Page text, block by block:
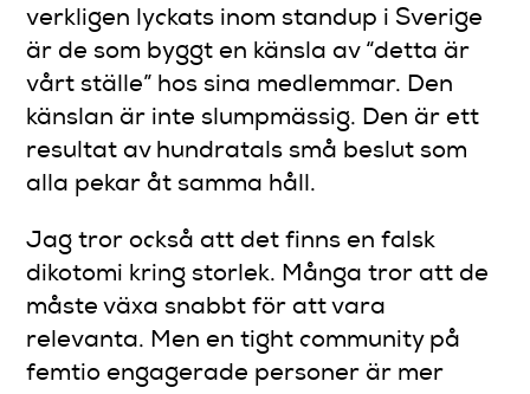
verkligen lyckats inom standup i Sverige
är de som byggt en känsla av “detta är
vårt ställe” hos sina medlemmar. Den
känslan är inte slumpmässig. Den är ett
resultat av hundratals små beslut som
alla pekar åt samma håll.
Jag tror också att det finns en falsk
dikotomi kring storlek. Många tror att de
måste växa snabbt för att vara
relevanta. Men en tight community på
femtio engagerade personer är mer